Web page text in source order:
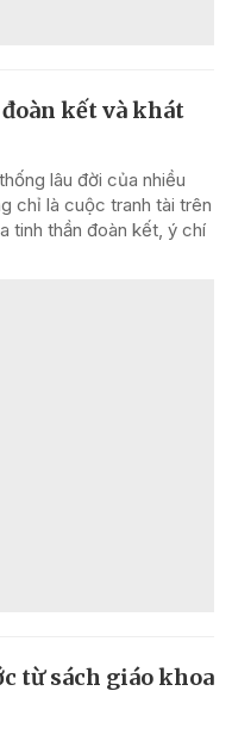
kết và khát
lâu đời của nhiều
chỉ là cuộc tranh tài trên
tinh thần đoàn kết, ý chí
từ sách giáo khoa